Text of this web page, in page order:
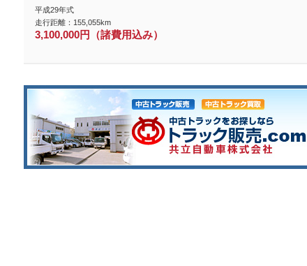
平成29年式
走行距離：155,055km
3,100,000円（諸費用込み）